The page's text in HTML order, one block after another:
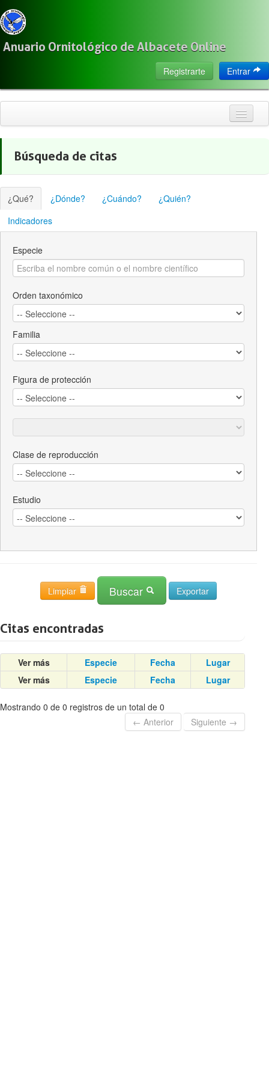
Anuario Ornitológico de Albacete Online
Entrar
Registrarte
Citas
Localización
Observadores
Acerca de
Búsqueda de citas
¿Qué? ¿Dónde? ¿Cuándo?
¿Quién?
Indicadores
Especie
Orden taxonómico
Familia
Figura de protección
Clase de reproducción
Estudio
Limpiar Buscar
Citas encontradas
Ver más Especie Fecha
Lugar
Ver más
Especie Fecha Lugar
Mostrando 0 de 0 registros de un total de 0
← Anterior
Siguiente →